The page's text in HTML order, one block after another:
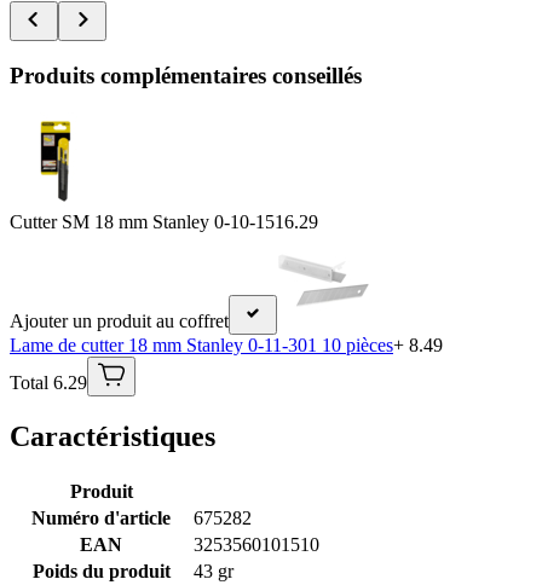
Produits complémentaires conseillés
Cutter SM 18 mm Stanley 0-10-1516.29
Ajouter un produit au coffret
Lame de cutter 18 mm Stanley 0-11-301 10 pièces+ 8.49
Total 6.29
Caractéristiques
Produit
Numéro d'article
675282
EAN
3253560101510
Poids du produit
43 gr